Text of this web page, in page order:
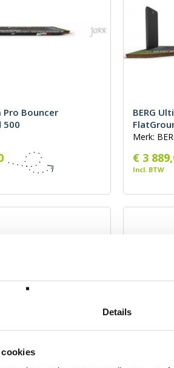
Details
Pro Bouncer
500
BERG
Merk:
€ 3
Incl. BTW
Bouncer